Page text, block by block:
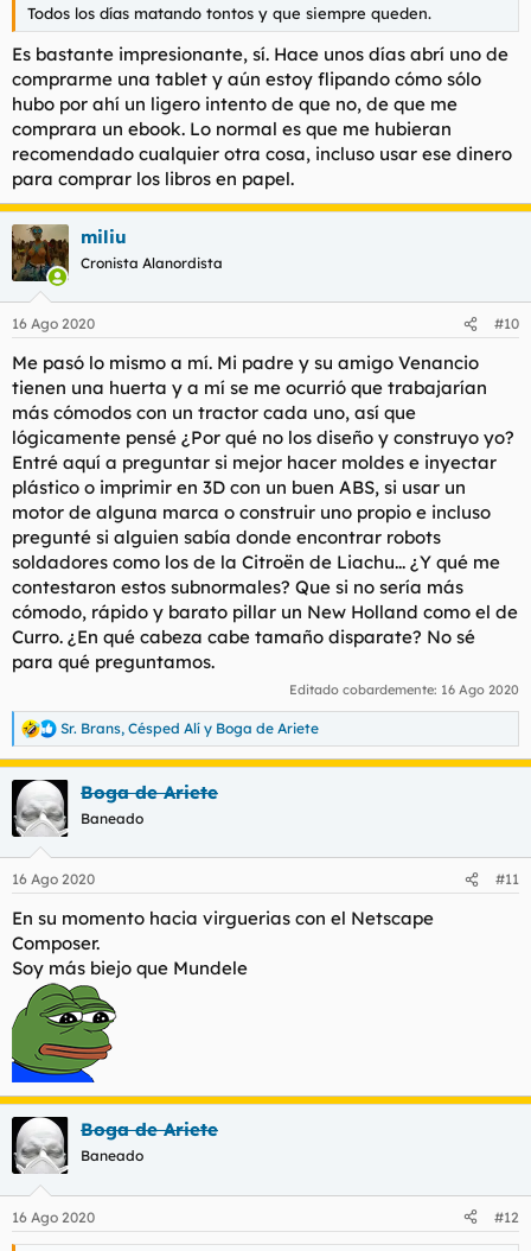
Todos los días matando tontos y que siempre queden.
Es bastante impresionante, sí. Hace unos días abrí uno de
comprarme una tablet y aún estoy flipando cómo sólo
hubo por ahí un ligero intento de que no, de que me
comprara un ebook. Lo normal es que me hubieran
recomendado cualquier otra cosa, incluso usar ese dinero
para comprar los libros en papel.
miliu
Cronista Alanordista
16 Ago 2020 #10
Me pasó lo mismo a mí. Mi padre y su amigo Venancio
tienen una huerta y a mí se me ocurrió que trabajarían
más cómodos con un tractor cada uno, así que
lógicamente pensé ¿Por qué no los diseño y construyo yo?
Entré aquí a preguntar si mejor hacer moldes e inyectar
plástico o imprimir en 3D con un buen ABS, si usar un
motor de alguna marca o construir uno propio e incluso
pregunté si alguien sabía donde encontrar robots
soldadores como los de la Citroën de Liachu... ¿Y qué me
contestaron estos subnormales? Que si no sería más
cómodo, rápido y barato pillar un New Holland como el de
Curro. ¿En qué cabeza cabe tamaño disparate? No sé
para qué preguntamos.
Editado cobardemente: 16 Ago 2020
R
e
a
c
c
i
e
:
Sr. Brans, Césped Alí y Boga de Ariete
Boga de Ariete
Baneado
16 Ago 2020 #11
En su momento hacia virguerias con el Netscape
Composer.
Soy más biejo que Mundele
Boga de Ariete
Baneado
16 Ago 2020 #12